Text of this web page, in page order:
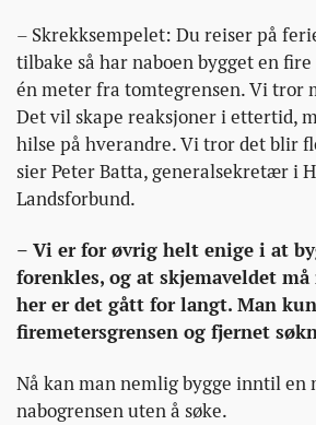
– Skrekksempelet: Du reiser på
tilbake så har naboen bygget en
én meter fra tomtegrensen. Vi tror
Det vil skape reaksjoner i ettertid,
hilse på hverandre. Vi tror det blir
sier Peter Batta, generalsekretær i
Landsforbund.
– Vi er for øvrig helt enige i at
forenkles, og at skjemaveldet må
her er det gått for langt. Man
firemetersgrensen og fjernet
Nå kan man nemlig bygge inntil en
nabogrensen uten å søke.